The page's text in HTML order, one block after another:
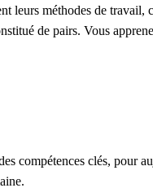
leurs méthodes de
de pairs. Vous
compétences clés,